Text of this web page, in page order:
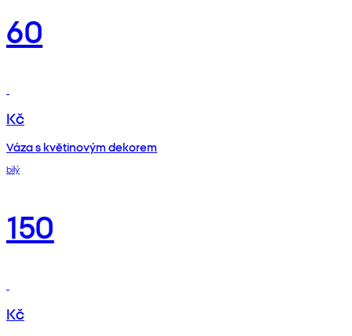
60
Kč
Váza s květinovým dekorem
bílý
150
Kč